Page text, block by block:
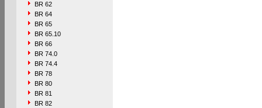
BR 62
BR 64
BR 65
BR 65.10
BR 66
BR 74.0
BR 74.4
BR 78
BR 80
BR 81
BR 82